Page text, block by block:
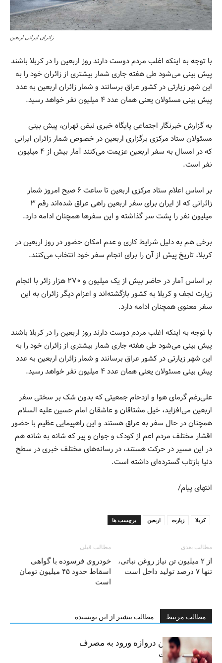
زائران ایرانی اربعین
با توجه به اینکه اغلب مردم دوست دارند روز اربعین را در کربلا باشند
پیش بینی می‌شود طی هفته جاری شمار بیشتری از زائران خود را به
این شهر زیارتی در کشور عراق برسانند و شمار زائران اربعین به عدد
پیش بینی مسئولان یعنی همان عدد ۴ میلیون نفر خواهد رسید.
به گزارش خبرنگار اجتماعی پایگاه خبری نبض تهران، پیش بینی
مسئولان ستاد مرکزی برگزاری اربعین در خصوص شمار زائران ایرانی
که در امسال به سفر اربعین عزیمت می‌کنند آمار بیش از ۴ میلیون
نفر است.
بر اساس اعلام ستاد مرکزی اربعین تا ساعت ۶ صبح امروز شمار
زائرانی که از ایران برای سفر اربعین راهی عراق شده‌اند رقم ۳
میلیون نفر را پشت سر گذاشته و این سفرها همچنان ادامه دارد.
برخی هم به دلیل شرایط کاری و عدم امکان حضور در روز اربعین در
کربلا، تاریخ پیش از آن را برای انجام سفر خود انتخاب می‌کنند.
بر اساس آمار در حاضر بیش از یک میلیون و ۲۷۰ هزار زائر با انجام‌
زیارت نجف و کربلا به کشور بازگشته‌اند و اعزام دیگر زائران به این
سفر معنوی همچنان ادامه دارد.
با توجه به اینکه اغلب مردم دوست دارند روز اربعین را در کربلا باشند
پیش بینی می‌شود طی هفته جاری شمار بیشتری از زائران خود را به
این شهر زیارتی در کشور عراق برسانند و شمار زائران اربعین به عدد
پیش بینی مسئولان یعنی همان عدد ۴ میلیون نفر خواهد رسید.
علی‌رغم گرمای هوا و ازدحام جمعیتی که بدون شک بر سختی سفر
اربعین می‌افزاید، خیل مشتاقان و عاشقان امام حسین علیه السلام
همچنان در حال سفر به عراق هستند و این راهپیمایی عظیم با حضور
اقشار مختلف مردم اعم از کودک و جوان و پیر که شانه به شانه هم
در این مسیر در حرکت هستند، در رسانه‌های مختلف خبری در سطح
دنیا بازتاب گسترده‌ای داشته است.
انتهای پیام/
برچسب ها اربعین زیارت کربلا
مطالب قبلی
خودروی فرسوده با گواهی
اسقاط حدود ۴۵ میلیون تومان
است
مطالب بعدی
از ۲ میلیون تن نیاز روغن نباتی،
تنها ۷ درصد تولید داخل است
مطالب مرتبط مطالب بیشتر از این نویسنده
سیگار، مهمترین دروازه ورود به مصرف
موادمخدر است